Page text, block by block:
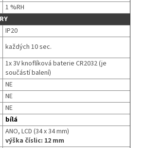
1 %RH
IP20
každých 10 sec.
1x 3V knoflíková baterie CR2032 (je
součástí balení)
NE
NE
NE
bílá
ANO, LCD (34 x 34 mm)
výška číslic: 12 mm